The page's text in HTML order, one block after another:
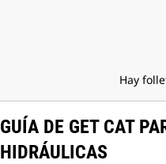
Hay
GUÍA DE GET CAT
HIDRÁULICAS